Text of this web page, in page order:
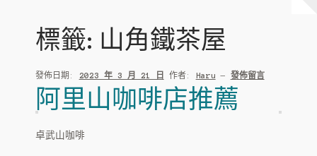
阿里山藝伎
阿里山紫葉
阿里山 SL34
標籤: 山角鐵茶屋
發佈日期: 2023 年 3 月 21 日 作者: Haru — 發佈留言
阿里山咖啡店推薦
卓武山咖啡